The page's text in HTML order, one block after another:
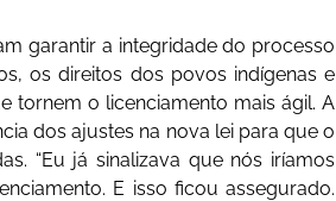
garantir a integridade do processo
os direitos dos povos indígenas e
tornem o licenciamento mais ágil. A
dos ajustes na nova lei para que o
“Eu já sinalizava que nós iríamos
E isso ficou assegurado.